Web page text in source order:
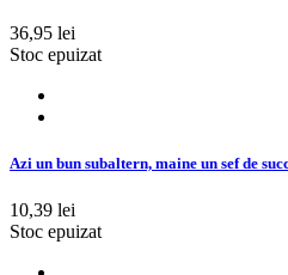
36,95 lei
Stoc epuizat
Azi un bun subaltern, maine un sef de
10,39 lei
Stoc epuizat